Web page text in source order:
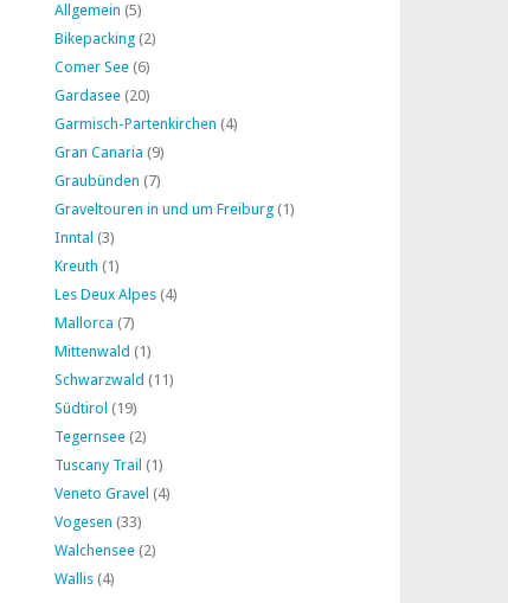
Allgemein (5)
Bikepacking (2)
Comer See (6)
Gardasee (20)
Garmisch-Partenkirchen (4)
Gran Canaria (9)
Graubünden (7)
Graveltouren in und um Freiburg (1)
Inntal (3)
Kreuth (1)
Les Deux Alpes (4)
Mallorca (7)
Mittenwald (1)
Schwarzwald (11)
Südtirol (19)
Tegernsee (2)
Tuscany Trail (1)
Veneto Gravel (4)
Vogesen (33)
Walchensee (2)
Wallis (4)